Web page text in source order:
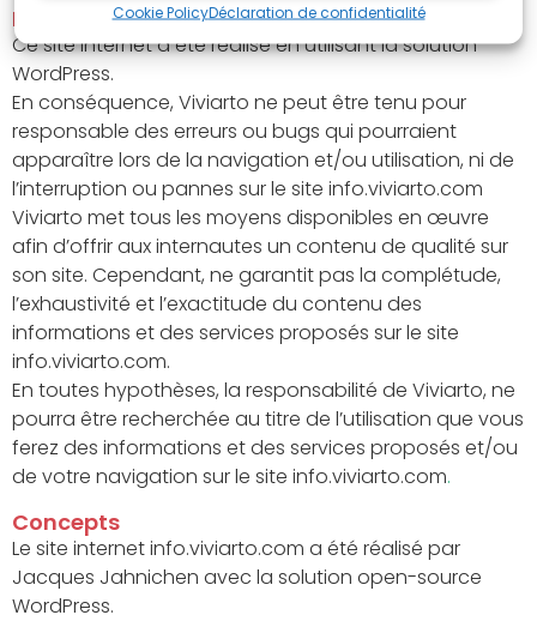
Cookie PolicyDéclaration de confidentialité
Production Et Exactitude De L'information
Ce site internet a été réalisé en utilisant la solution
WordPress.
En conséquence, Viviarto ne peut être tenu pour
responsable des erreurs ou bugs qui pourraient
apparaître lors de la navigation et/ou utilisation, ni de
l’interruption ou pannes sur le site info.viviarto.com
Viviarto met tous les moyens disponibles en œuvre
afin d’offrir aux internautes un contenu de qualité sur
son site. Cependant, ne garantit pas la complétude,
l’exhaustivité et l’exactitude du contenu des
informations et des services proposés sur le site
info.viviarto.com.
En toutes hypothèses, la responsabilité de Viviarto, ne
pourra être recherchée au titre de l’utilisation que vous
ferez des informations et des services proposés et/ou
de votre navigation sur le site info.viviarto.com.
Concepts
Le site internet info.viviarto.com a été réalisé par
Jacques Jahnichen avec la solution open-source
WordPress.